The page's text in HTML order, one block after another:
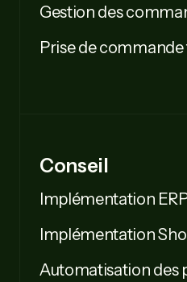
Gestion des
Prise de
Conseil
Implémentation
Implémentation
Automatisation des